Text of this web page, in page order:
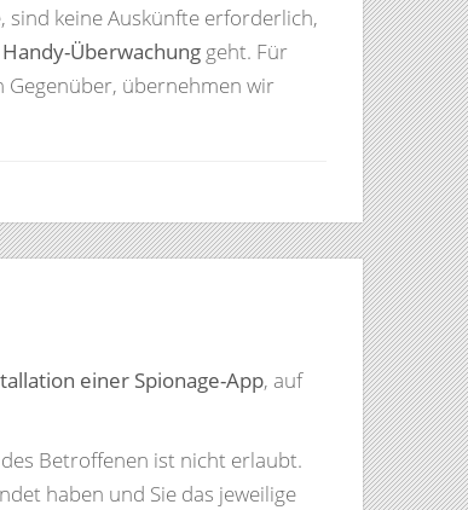
sind keine Auskünfte erforderlich,
Handy-Überwachung geht. Für
übernehmen wir
einer Spionage-App, auf
Betroffenen ist nicht erlaubt.
haben und Sie das jeweilige